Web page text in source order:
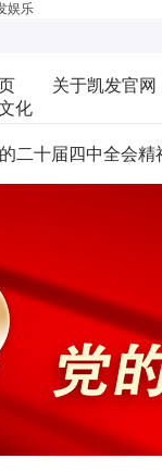
娱乐
关于凯发官网
化
二十届四中全会精